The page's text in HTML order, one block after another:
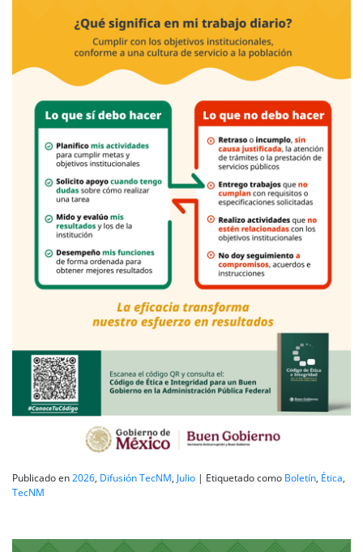
Publicado en2026, Difusión TecNM, Julio | Etiquetado como Boletín, Ética,
TecNM